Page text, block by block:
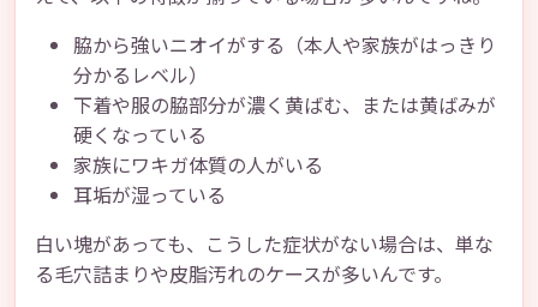
脇から強いニオイがする（本人や家族がはっきり
分かるレベル）
下着や服の脇部分が濃く黄ばむ、または黄ばみが
硬くなっている
家族にワキガ体質の人がいる
耳垢が湿っている
白い塊があっても、こうした症状がない場合は、単な
る毛穴詰まりや皮脂汚れのケースが多いんです。